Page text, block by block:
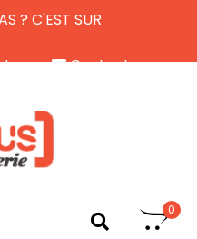
? C'EST SUR
Contactez-nous
0